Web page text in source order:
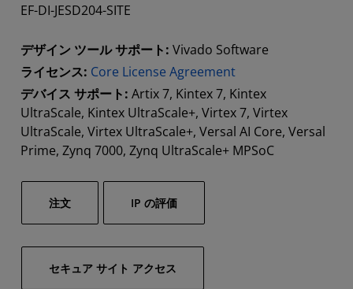
EF-DI-JESD204-SITE
デザイン ツール サポート: Vivado Software
ライセンス: Core License Agreement
デバイス サポート: Artix 7, Kintex 7, Kintex
UltraScale, Kintex UltraScale+, Virtex 7, Virtex
UltraScale, Virtex UltraScale+, Versal AI Core, Versal
Prime, Zynq 7000, Zynq UltraScale+ MPSoC
注文 IP の評価
セキュア サイト アクセス